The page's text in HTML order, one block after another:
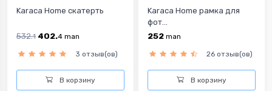
Karaca Home скатерть
532.1 402.4 man
3 отзыв(ов)
В корзину
Karaca Home рамка для
фот...
252 man
26 отзыв(ов)
В корзину